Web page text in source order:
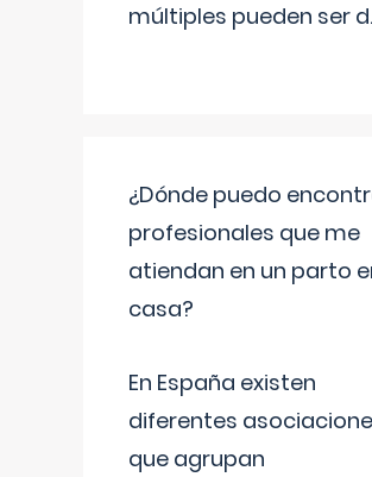
múltiples pueden ser d
¿Dónde puedo
profesionales que me
atiendan en un parto
casa?
En España existen
diferentes
que agrupan